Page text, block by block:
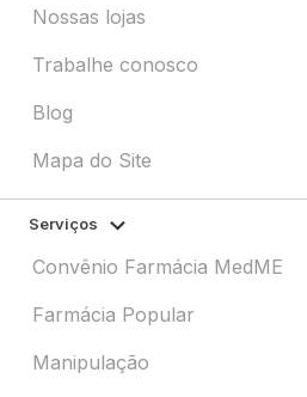
Nossas lojas
Trabalhe conosco
Blog
Mapa do Site
Serviços
Convênio Farmácia MedME
Farmácia Popular
Manipulação